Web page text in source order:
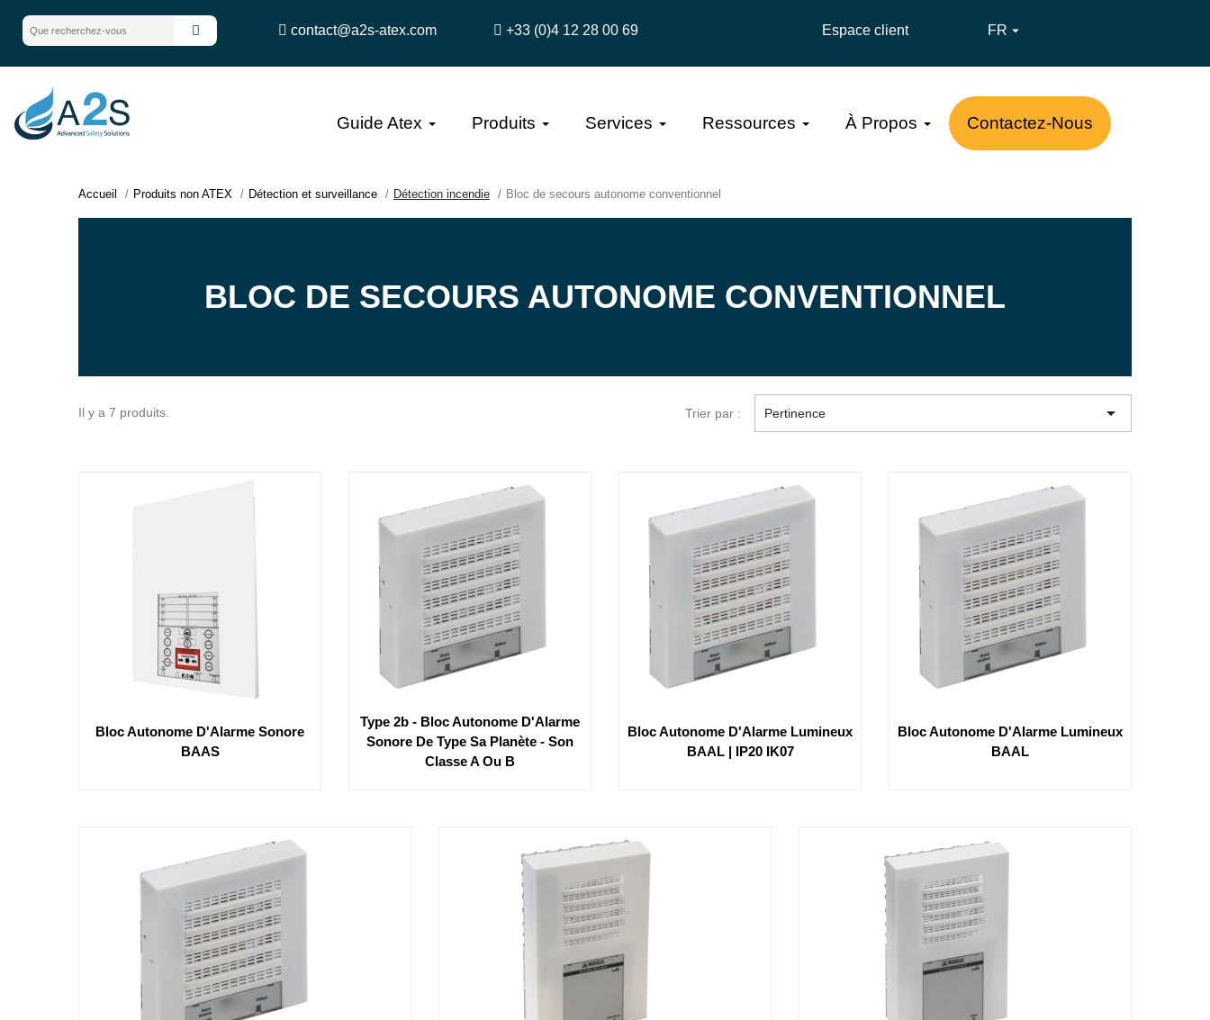
contact@a2s-atex.com +33 (0)4 12 28 00 69 Espace client FR 
Guide Atex Produits Services Ressources À Propos Contactez-Nous
Accueil Produits non ATEX Détection et surveillance Détection incendie Bloc de secours autonome conventionnel
BLOC DE SECOURS AUTONOME CONVENTIONNEL
Il y a 7 produits. Trier par : Pertinence 
Bloc Autonome D'Alarme Sonore
BAAS
Type 2b - Bloc Autonome D'Alarme
Sonore De Type Sa Planète - Son
Classe A Ou B
Bloc Autonome D'Alarme Lumineux
BAAL | IP20 IK07
Bloc Autonome D'Alarme Lumineux
BAAL